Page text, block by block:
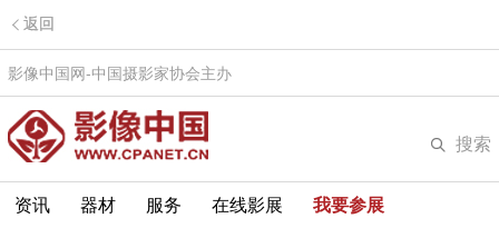
返回
影像中国网-中国摄影家协会主办
搜索
资讯 器材 服务 在线影展 我要参展